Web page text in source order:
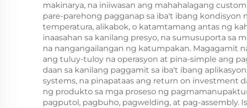
makinarya, na iniiwasan ang mahahalagang
pare-parehong pagganap sa iba't ibang kondisyon
temperatura, alikabok, o katamtamang antas ng
inaasahan sa kanilang presyo, na sumusuporta sa
na nangangailangan ng katumpakan. Magagamit
ang tuluy-tuloy na operasyon at pina-simple ang
daan sa kanilang paggamit sa iba't ibang
systems, na pinapataas ang return on investment
ng produkto sa mga proseso ng
pagputol, pagbuho, pagwelding, at pag-assembly.